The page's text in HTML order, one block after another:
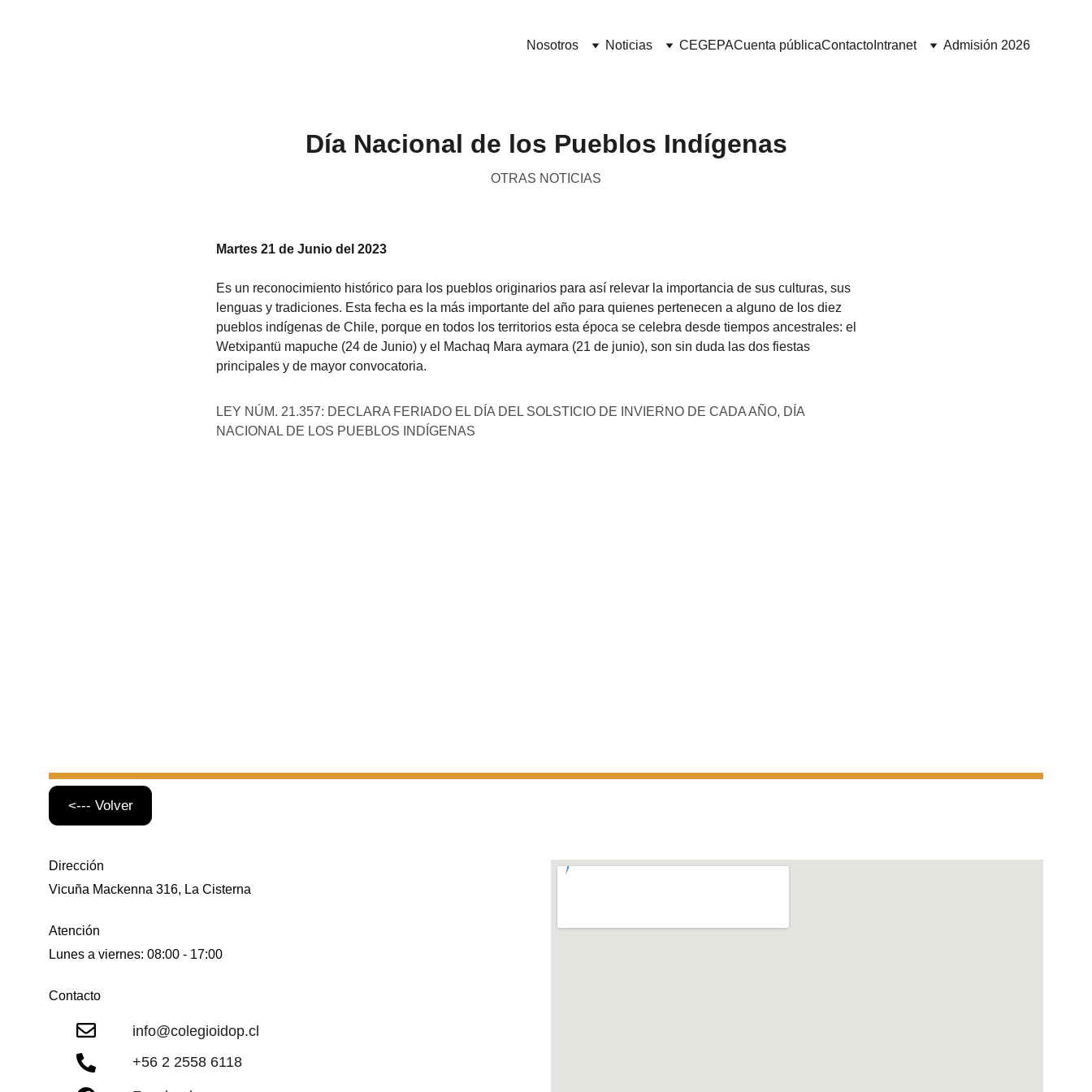
Nosotros Noticias CEGEPACuenta públicaContacto Intranet Admisión 2026
Día Nacional de los Pueblos Indígenas
OTRAS NOTICIAS
Martes 21 de Junio del 2023
Es un reconocimiento histórico para los pueblos originarios para así relevar la importancia de sus culturas, sus
lenguas y tradiciones. Esta fecha es la más importante del año para quienes pertenecen a alguno de los diez
pueblos indígenas de Chile, porque en todos los territorios esta época se celebra desde tiempos ancestrales: el
Wetxipantü mapuche (24 de Junio) y el Machaq Mara aymara (21 de junio), son sin duda las dos fiestas
principales y de mayor convocatoria.
LEY NÚM. 21.357: DECLARA FERIADO EL DÍA DEL SOLSTICIO DE INVIERNO DE CADA AÑO, DÍA
NACIONAL DE LOS PUEBLOS INDÍGENAS
<--- Volver
Dirección
Vicuña Mackenna 316, La Cisterna
Contacto
info@colegioidop.cl
+56 2 2558 6118
Atención
Lunes a viernes: 08:00 - 17:00